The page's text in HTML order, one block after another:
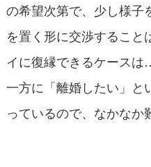
の希望次第で、少し様子
を置く形に交渉すること
イに復縁できるケース
一方に「離婚したい」と
っているので、なかなか